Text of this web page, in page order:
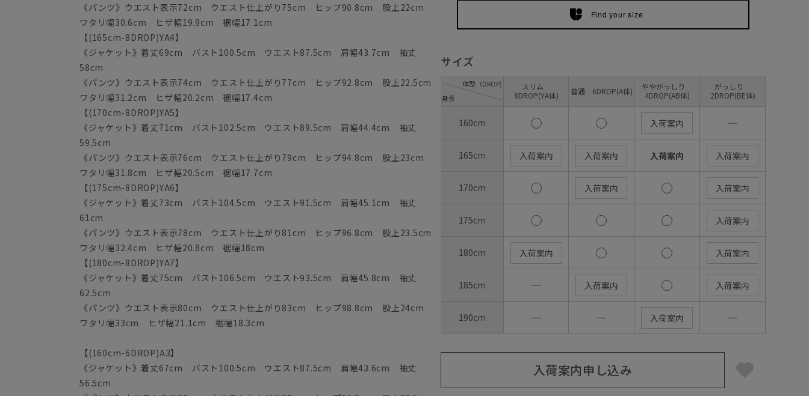
《パンツ》ウエスト表示72cm ウエスト仕上がり75cm ヒップ90.8cm 股上22cm
ワタリ幅30.6cm ヒザ幅19.9cm 裾幅17.1cm
【(165cm-8DROP)YA4】
《ジャケット》着丈69cm バスト100.5cm ウエスト87.5cm 肩幅43.7cm 袖丈
58cm
《パンツ》ウエスト表示74cm ウエスト仕上がり77cm ヒップ92.8cm 股上22.5cm
ワタリ幅31.2cm ヒザ幅20.2cm 裾幅17.4cm
【(170cm-8DROP)YA5】
《ジャケット》着丈71cm バスト102.5cm ウエスト89.5cm 肩幅44.4cm 袖丈
59.5cm
《パンツ》ウエスト表示76cm ウエスト仕上がり79cm ヒップ94.8cm 股上23cm
ワタリ幅31.8cm ヒザ幅20.5cm 裾幅17.7cm
【(175cm-8DROP)YA6】
《ジャケット》着丈73cm バスト104.5cm ウエスト91.5cm 肩幅45.1cm 袖丈
61cm
《パンツ》ウエスト表示78cm ウエスト仕上がり81cm ヒップ96.8cm 股上23.5cm
ワタリ幅32.4cm ヒザ幅20.8cm 裾幅18cm
【(180cm-8DROP)YA7】
《ジャケット》着丈75cm バスト106.5cm ウエスト93.5cm 肩幅45.8cm 袖丈
62.5cm
《パンツ》ウエスト表示80cm ウエスト仕上がり83cm ヒップ98.8cm 股上24cm
ワタリ幅33cm ヒザ幅21.1cm 裾幅18.3cm
【(160cm-6DROP)A3】
《ジャケット》着丈67cm バスト100.5cm ウエスト87.5cm 肩幅43.6cm 袖丈
56.5cm
Find your size
サイズ
身長
体型（DROP)
スリム
8DROP(YA体)
普通 6DROP(A体)
ややがっしり
4DROP(AB体)
がっしり
2DROP(BE体)
160cm 入荷案内 ―
165cm 入荷案内 入荷案内 入荷案内 入荷案内
170cm 入荷案内 入荷案内
175cm 入荷案内
180cm 入荷案内 入荷案内
185cm ― 入荷案内 入荷案内
190cm ― ― 入荷案内 ―
入荷案内申し込み